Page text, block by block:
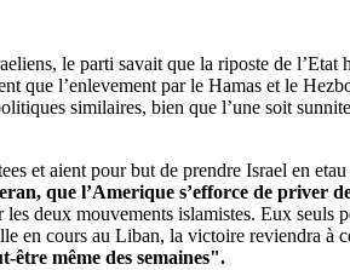
le parti savait que la riposte de
que l’enlevement par le Hamas et le
similaires, bien que l’une soit
et aient pour but de prendre Israel en
que l’Amerique s’efforce de
deux mouvements islamistes. Eux
en cours au Liban, la victoire reviendra à
être même des semaines".